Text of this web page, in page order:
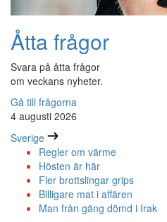
Åtta frågor
Svara på åtta frågor
om veckans nyheter.
Gå till frågorna
4 augusti 2026
Sverige
Regler om värme
Hösten är här
Fler brottslingar grips
Billigare mat i affären
Man från gäng dömd i Irak